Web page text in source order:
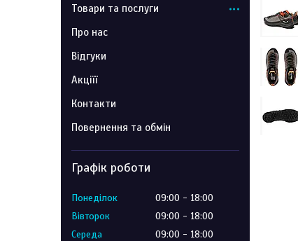
Товари та послуги
Про нас
Відгуки
Акціїї
Контакти
Повернення та обмін
Графік роботи
Понеділок 09:00
18:00
Вівторок
09:00
18:00
Середа
09:00
18:00